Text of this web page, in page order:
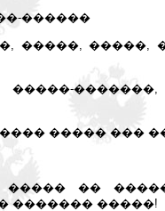
������
�����, �����,
����� ���
��
������� �����!